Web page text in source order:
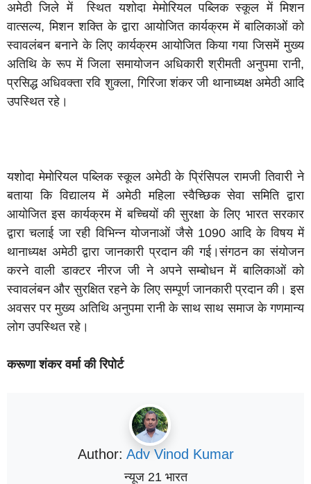
अमेठी जिले में स्थित यशोदा मेमोरियल पब्लिक स्कूल में मिशन
वात्सल्य, मिशन शक्ति के द्वारा आयोजित कार्यक्रम में बालिकाओं को
स्वावलंबन बनाने के लिए कार्यक्रम आयोजित किया गया जिसमें मुख्य
अतिथि के रूप में जिला समायोजन अधिकारी श्रीमती अनुपमा रानी,
प्रसिद्ध अधिवक्ता रवि शुक्ला, गिरिजा शंकर जी थानाध्यक्ष अमेठी आदि
उपस्थित रहे।
यशोदा मेमोरियल पब्लिक स्कूल अमेठी के प्रिंसिपल रामजी तिवारी ने
बताया कि विद्यालय में अमेठी महिला स्वैच्छिक सेवा समिति द्वारा
आयोजित इस कार्यक्रम में बच्चियों की सुरक्षा के लिए भारत सरकार
द्वारा चलाई जा रही विभिन्न योजनाओं जैसे 1090 आदि के विषय में
थानाध्यक्ष अमेठी द्वारा जानकारी प्रदान की गई।संगठन का संयोजन
करने वाली डाक्टर नीरज जी ने अपने सम्बोधन में बालिकाओं को
स्वावलंबन और सुरक्षित रहने के लिए सम्पूर्ण जानकारी प्रदान की। इस
अवसर पर मुख्य अतिथि अनुपमा रानी के साथ साथ समाज के गणमान्य
लोग उपस्थित रहे।
करूणा शंकर वर्मा की रिपोर्ट
Author: Adv Vinod Kumar
न्यूज 21 भारत